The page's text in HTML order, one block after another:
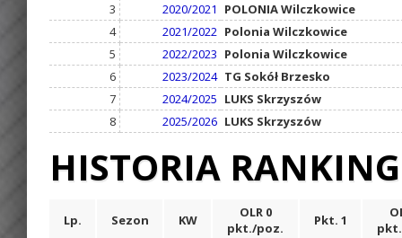
3
2020/2021
POLONIA Wilczkowice
4
2021/2022 Polonia Wilczkowice
5
2022/2023 Polonia Wilczkowice
6
2023/2024 TG Sokół Brzesko
7
2024/2025 LUKS Skrzyszów
8
2025/2026 LUKS Skrzyszów
HISTORIA
Lp. Sezon KW
OLR 0
pkt./poz.
Pkt. 1